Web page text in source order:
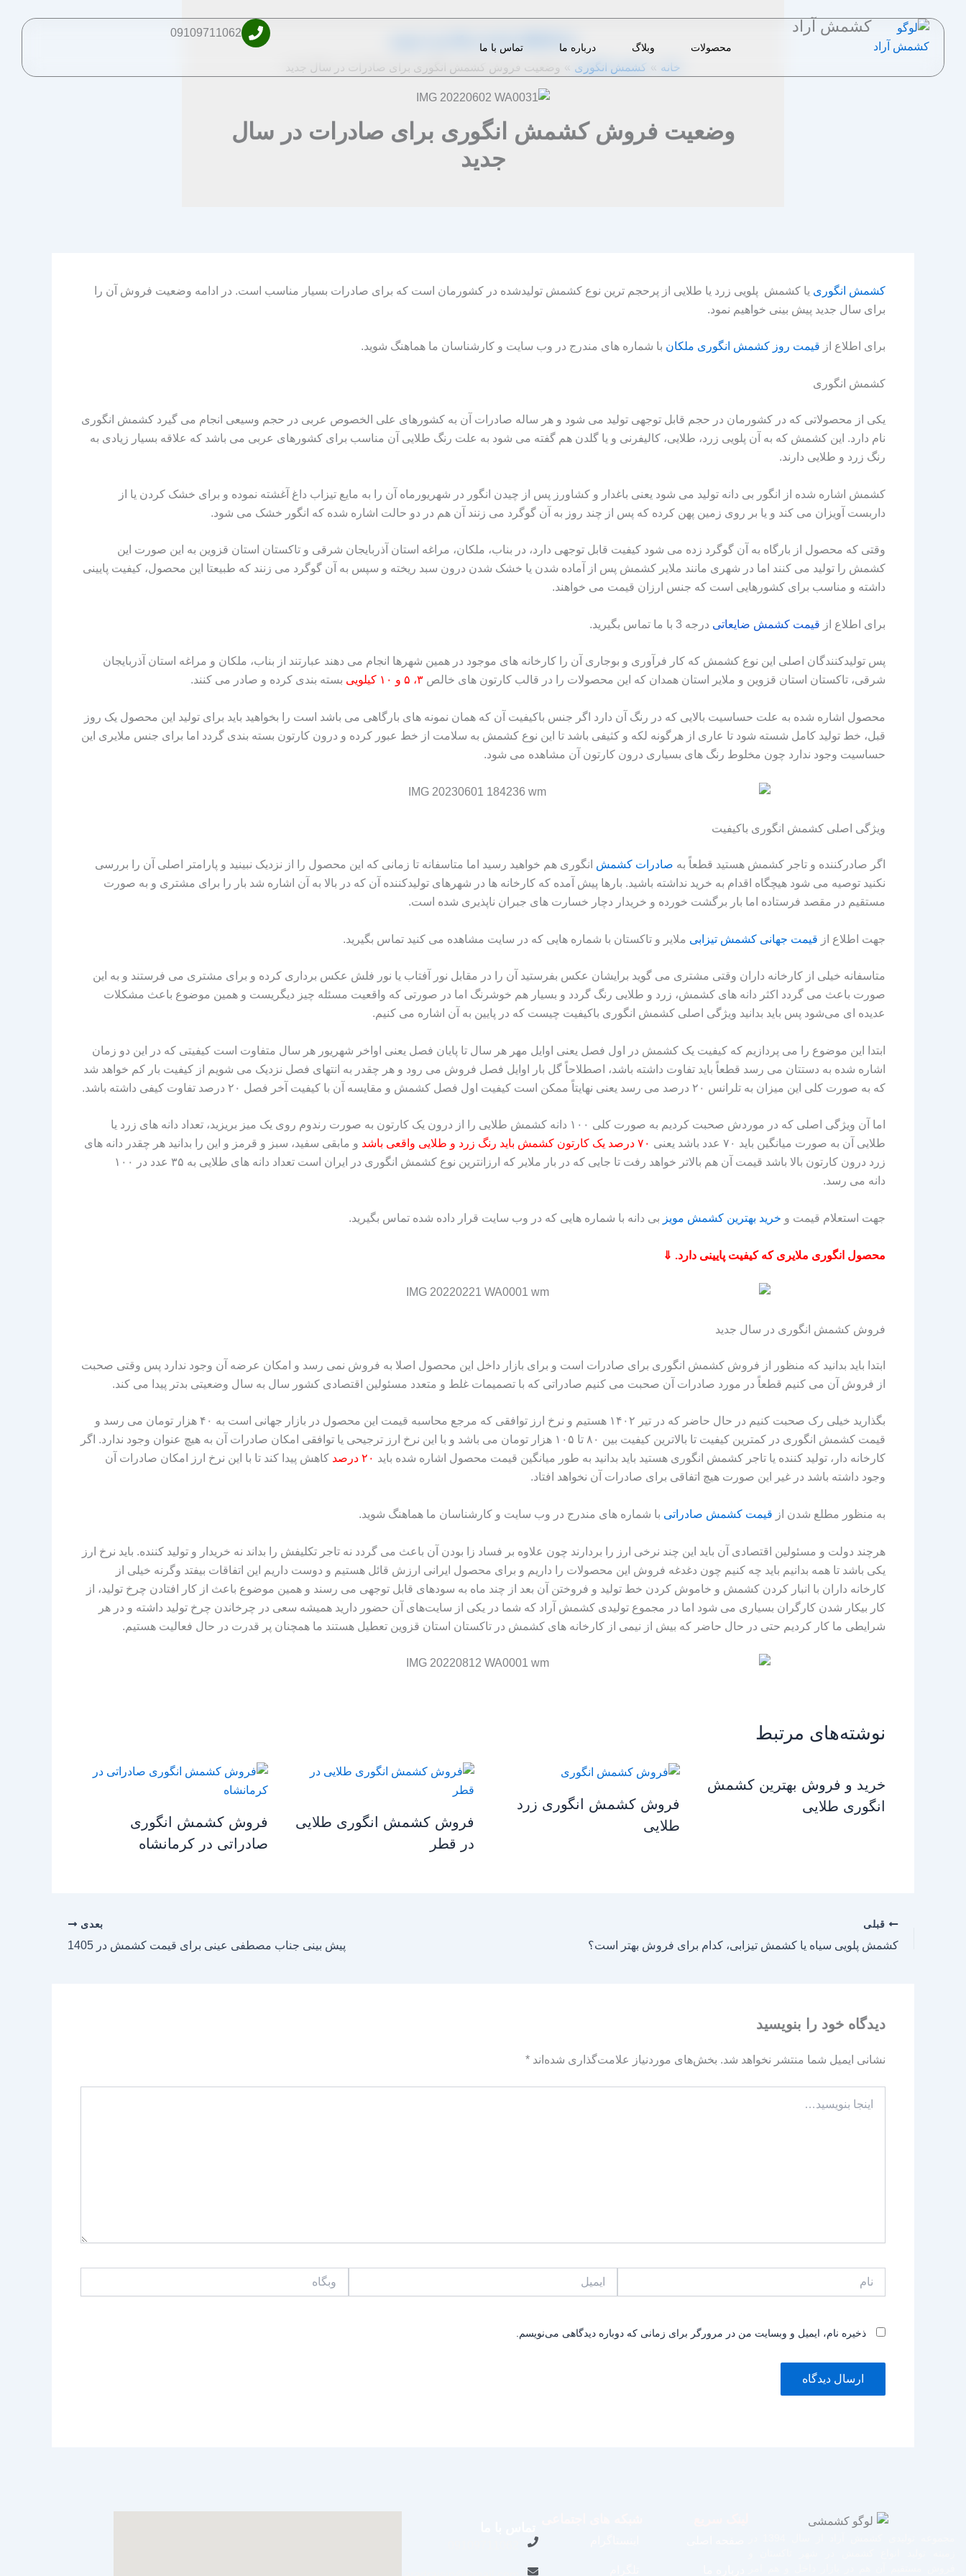
کشمش آراد
محصولات وبلاگ درباره ما تماس با ما
09109711062
m.eini 1402-03-31
|
خانه کشمش انگوری وضعیت فروش کشمش انگوری برای صادرات در سال جدید
وضعیت فروش کشمش انگوری برای صادرات در سال
جدید
کشمش انگوری یا کشمش پلویی زرد یا طلایی از پرحجم ترین نوع کشمش تولیدشده در کشورمان است که برای صادرات بسیار مناسب است. در ادامه وضعیت فروش آن را
برای سال جدید پیش‌ بینی خواهیم نمود.
برای اطلاع از قیمت روز کشمش انگوری ملکان با شماره های مندرج در وب سایت و کارشناسان ما هماهنگ شوید.
کشمش انگوری
یکی از محصولاتی که در کشورمان در حجم قابل توجهی تولید می‌ شود و هر ساله صادرات آن به کشورهای علی الخصوص عربی در حجم وسیعی انجام می گیرد کشمش انگوری
نام دارد. این کشمش که به آن پلویی زرد، طلایی، کالیفرنی و یا گلدن هم گفته می شود به علت رنگ طلایی آن مناسب برای کشورهای عربی می باشد که علاقه بسیار زیادی به
رنگ زرد و طلایی دارند.
کشمش اشاره شده از انگور بی دانه تولید می شود یعنی باغدار و کشاورز پس از چیدن انگور در شهریورماه آن را به مایع تیزاب داغ آغشته نموده و برای خشک کردن یا از
داربست آویزان می کند و یا بر روی زمین پهن کرده که پس از چند روز به آن گوگرد می زنند آن هم در دو حالت اشاره شده که انگور خشک می شود.
وقتی که محصول از بارگاه به آن گوگرد زده می شود کیفیت قابل توجهی دارد، در بناب، ملکان، مراغه استان آذربایجان شرقی و تاکستان استان قزوین به این صورت این
کشمش را تولید می‌ کنند اما در شهری مانند ملایر کشمش پس از آماده شدن یا خشک شدن درون سبد ریخته و سپس به آن گوگرد می زنند که طبیعتا این محصول، کیفیت پایینی
داشته و مناسب برای کشورهایی است که جنس ارزان قیمت می خواهند.
برای اطلاع از قیمت کشمش ضایعاتی درجه 3 با ما تماس بگیرید.
پس تولیدکنندگان اصلی این نوع کشمش که کار فرآوری و بوجاری آن را کارخانه های موجود در همین شهرها انجام می دهند عبارتند از بناب، ملکان و مراغه استان آذربایجان
شرقی، تاکستان استان قزوین و ملایر استان همدان که این محصولات را در قالب کارتون های خالص ۳، ۵ و ۱۰ کیلویی بسته بندی کرده و صادر می کنند.
محصول اشاره شده به علت حساسیت بالایی که در رنگ آن دارد اگر جنس باکیفیت آن که همان نمونه‌ های بارگاهی می باشد است را بخواهید باید برای تولید این محصول یک روز
قبل، خط تولید کامل شسته شود تا عاری از هرگونه لکه و کثیفی باشد تا این نوع کشمش به سلامت از خط عبور کرده و درون کارتون بسته بندی گردد اما برای جنس ملایری این
حساسیت وجود ندارد چون مخلوط رنگ های بسیاری درون کارتون آن مشاهده می شود.
ویژگی اصلی کشمش انگوری باکیفیت
اگر صادرکننده و تاجر کشمش هستید قطعاً به صادرات کشمش انگوری هم خواهید رسید اما متاسفانه تا زمانی که این محصول را از نزدیک نبینید و پارامتر اصلی آن را بررسی
نکنید توصیه می شود هیچگاه اقدام به خرید نداشته باشید. بارها پیش آمده که کارخانه ها در شهرهای تولیدکننده آن که در بالا به آن اشاره شد بار را برای مشتری و به صورت
مستقیم در مقصد فرستاده اما بار برگشت خورده و خریدار دچار خسارت های جبران ناپذیری شده است.
جهت اطلاع از قیمت جهانی کشمش تیزابی ملایر و تاکستان با شماره هایی که در سایت مشاهده می کنید تماس بگیرید.
متاسفانه خیلی از کارخانه داران وقتی مشتری می گوید برایشان عکس بفرستید آن را در مقابل نور آفتاب یا نور فلش عکس برداری کرده و برای مشتری می فرستند و به این
صورت باعث می گردد اکثر دانه های کشمش، زرد و طلایی رنگ گردد و بسیار هم خوشرنگ اما در صورتی که واقعیت مسئله چیز دیگریست و همین موضوع باعث مشکلات
عدیده‌ ای می‌شود پس باید بدانید ویژگی اصلی کشمش انگوری باکیفیت چیست که در پایین به آن اشاره می کنیم.
ابتدا این موضوع را می پردازیم که کیفیت یک کشمش در اول فصل یعنی اوایل مهر هر سال تا پایان فصل یعنی اواخر شهریور هر سال متفاوت است کیفیتی که در این دو زمان
اشاره شده به دستتان می رسد قطعاً باید تفاوت داشته باشد، اصطلاحاً گل بار اوایل فصل فروش می رود و هر چقدر به انتهای فصل نزدیک می شویم از کیفیت بار کم خواهد شد
که به صورت کلی این میزان به تلرانس ۲۰ درصد می رسد یعنی نهایتاً ممکن است کیفیت اول فصل کشمش و مقایسه آن با کیفیت آخر فصل ۲۰ درصد تفاوت کیفی داشته باشد.
اما آن ویژگی اصلی که در موردش صحبت کردیم به صورت کلی ۱۰۰ دانه کشمش طلایی را از درون یک کارتون به صورت رندوم روی یک میز بریزید، تعداد دانه های زرد یا
طلایی آن به صورت میانگین باید ۷۰ عدد باشد یعنی
۷۰ درصد یک کارتون کشمش باید رنگ زرد و طلایی واقعی باشد
و مابقی سفید، سبز و قرمز و این را بدانید هر چقدر دانه های
زرد درون کارتون بالا باشد قیمت آن هم بالاتر خواهد رفت تا جایی که در بار ملایر که ارزانترین نوع کشمش انگوری در ایران است تعداد دانه های طلایی به ۳۵ عدد در ۱۰۰
دانه می رسد.
جهت استعلام قیمت و خرید بهترین کشمش مویز بی دانه با شماره هایی که در وب سایت قرار داده شده تماس بگیرید.
محصول انگوری ملایری که کیفیت پایینی دارد. ⇓
فروش کشمش انگوری در سال جدید
ابتدا باید بدانید که منظور از فروش کشمش انگوری برای صادرات است و برای بازار داخل این محصول اصلا به فروش نمی رسد و امکان عرضه آن وجود ندارد پس وقتی صحبت
از فروش آن می کنیم قطعاً در مورد صادرات آن صحبت می کنیم صادراتی که با تصمیمات غلط و متعدد مسئولین اقتصادی کشور سال به سال وضعیتی بدتر پیدا می کند.
بگذارید خیلی رک صحبت کنیم در حال حاضر که در تیر ۱۴۰۲ هستیم و نرخ ارز توافقی که مرجع محاسبه قیمت این محصول در بازار جهانی است به ۴۰ هزار تومان می رسد و
قیمت کشمش انگوری در کمترین کیفیت تا بالاترین کیفیت بین ۸۰ تا ۱۰۵ هزار تومان می باشد و با این نرخ ارز ترجیحی یا توافقی امکان صادرات آن به هیچ عنوان وجود ندارد. اگر
کارخانه دار، تولید کننده یا تاجر کشمش انگوری هستید باید بدانید به طور میانگین قیمت محصول اشاره شده باید ۲۰ درصد
کاهش پیدا کند تا با این نرخ ارز امکان صادرات آن
وجود داشته باشد در غیر این صورت هیچ اتفاقی برای صادرات آن نخواهد افتاد.
به منظور مطلع شدن از قیمت کشمش صادراتی با شماره های مندرج در وب سایت و کارشناسان ما هماهنگ شوید.
هرچند دولت و مسئولین اقتصادی آن باید این چند نرخی ارز را بردارند چون علاوه بر فساد زا بودن آن باعث می گردد نه تاجر تکلیفش را بداند نه خریدار و تولید کننده. باید نرخ ارز
یکی باشد تا همه بدانیم باید چه کنیم چون دغدغه فروش این محصولات را داریم و برای محصول ایرانی ارزش قائل هستیم و دوست داریم این اتفاقات بیفتد وگرنه خیلی از
کارخانه داران با انبار کردن کشمش و خاموش کردن خط تولید و فروختن آن بعد از چند ماه به سودهای قابل توجهی می رسند و همین موضوع باعث از کار افتادن چرخ تولید، از
کار بیکار شدن کارگران بسیاری می شود اما در مجموع تولیدی کشمش آراد که شما در یکی از سایت‌های آن حضور دارید همیشه سعی در چرخاندن چرخ تولید داشته و در هر
شرایطی ما کار کردیم حتی در حال حاضر که بیش از نیمی از کارخانه های کشمش در تاکستان استان قزوین تعطیل هستند ما همچنان پر قدرت در حال فعالیت هستیم.
نوشته‌های مرتبط
خرید و فروش بهترین کشمش
انگوری طلایی
فروش کشمش انگوری زرد
طلایی
فروش کشمش انگوری طلایی
در قطر
فروش کشمش انگوری
صادراتی در کرمانشاه
قبلی
کشمش پلویی سیاه یا کشمش تیزابی، کدام برای فروش بهتر است؟
بعدی
پیش بینی جناب مصطفی عینی برای قیمت کشمش در 1405
دیدگاه‌ خود را بنویسید
نشانی ایمیل شما منتشر نخواهد شد. بخش‌های موردنیاز علامت‌گذاری شده‌اند *
بنویسید…
ذخیره نام، ایمیل و وبسایت من در مرورگر برای زمانی که دوباره دیدگاهی می‌نویسم.